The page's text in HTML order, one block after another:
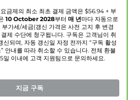
금제의 최소 최초 결제 금액은 $56.94 + 부
10 October 2028부터 매 년마다 자동으로
부가세/세금(갱신 가격은 사전 고지 후 변경
제 수단에 청구됩니다. 구독은 고객님이 취
신되며, 자동 갱신일 자정 전까지 “구독 활성
안내를 따라 취소할 수 있습니다. 전체 환불
일 이내에 고객 지원팀으로 문의하세요.
지금 구독